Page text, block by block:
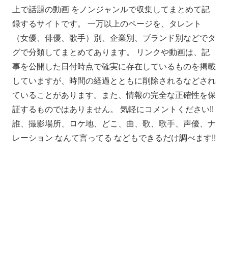
上で話題の動画 をノンジャンルで収集してまとめて記
録するサイトです。 一万以上のページを、タレント
（女優、俳優、歌手）別、企業別、ブランド別などでタ
グで分類してまとめてあります。 リンクや動画は、記
事を公開した日付時点で確実に存在しているものを掲載
していますが、時間の経過とともに削除されるなどされ
ていることがあります。また、情報の完全な正確性を保
証するものではありません。 気軽にコメントください!!
誰、撮影場所、ロケ地、どこ、曲、歌、歌手、声優、ナ
レーション なんて言ってる などもできるだけ調べます!!